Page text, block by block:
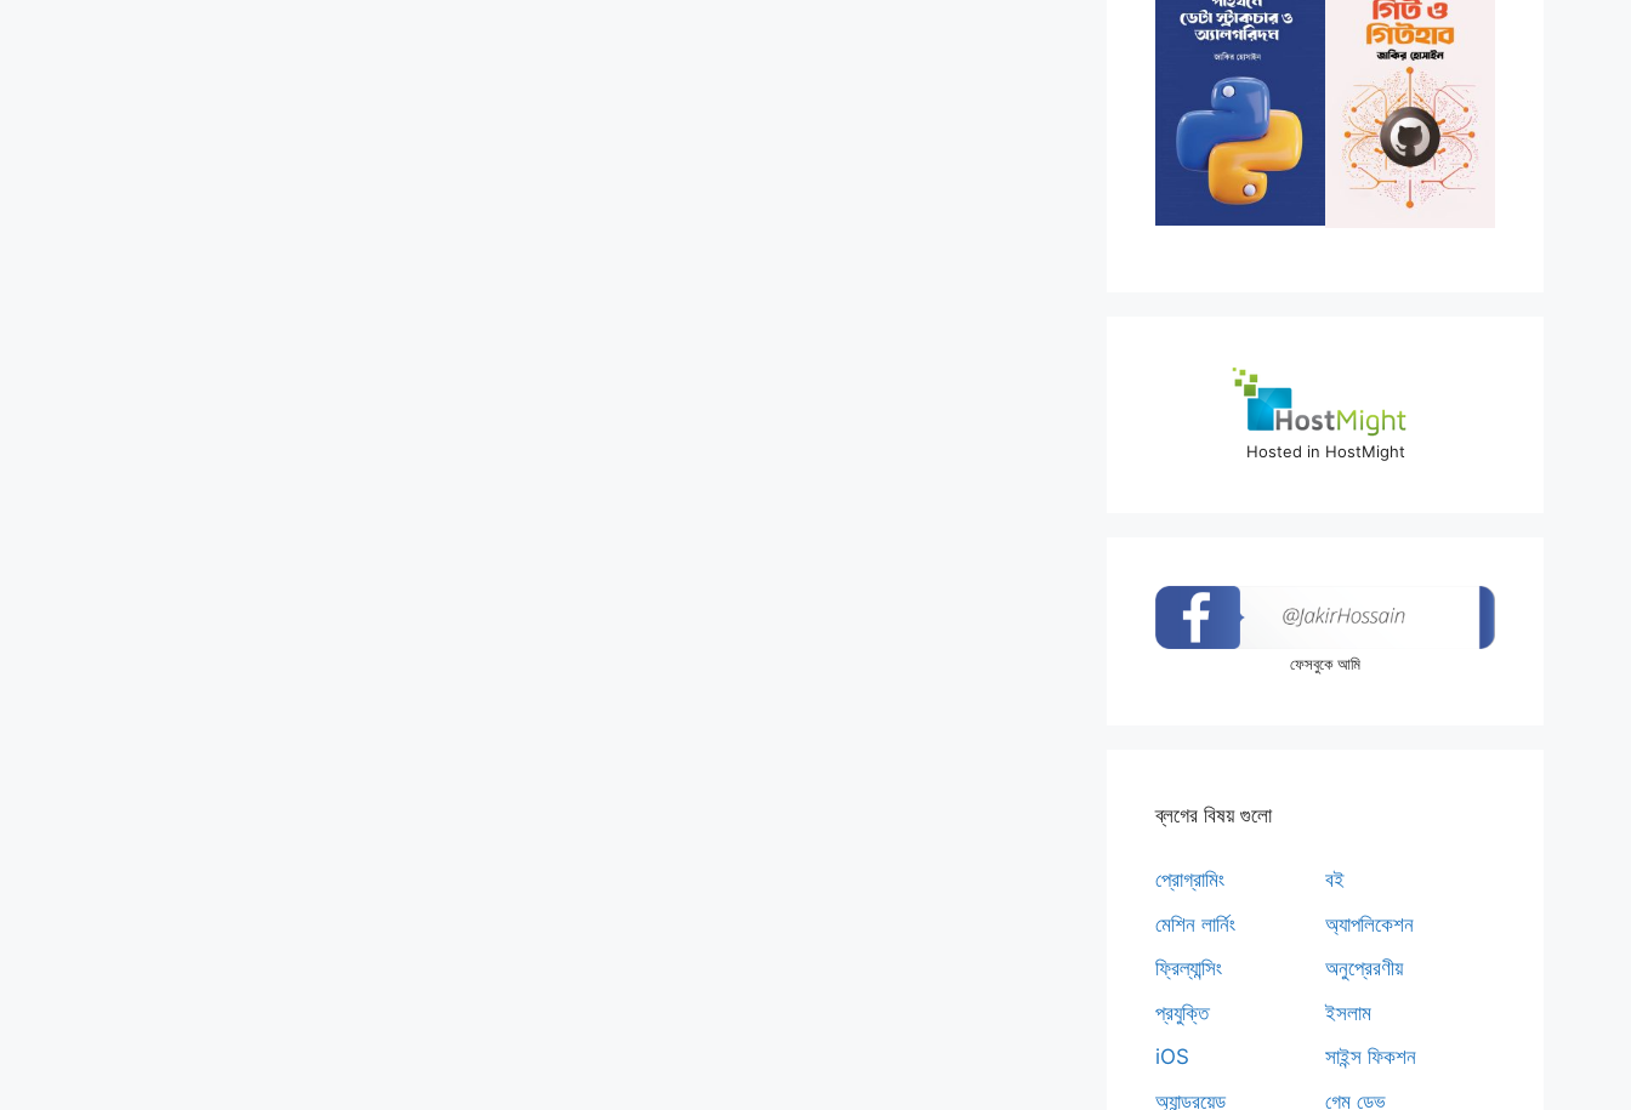
Hosted in HostMight
ফেসবুকে আমি
ব্লগের বিষয় গুলো
প্রোগ্রামিং
মেশিন লার্নিং
ফ্রিল্যান্সিং
প্রযুক্তি
iOS
অ্যান্ড্রয়েড
বই
অ্যাপলিকেশন
অনুপ্রেরণীয়
ইসলাম
সাইন্স ফিকশন
গেম ডেভ